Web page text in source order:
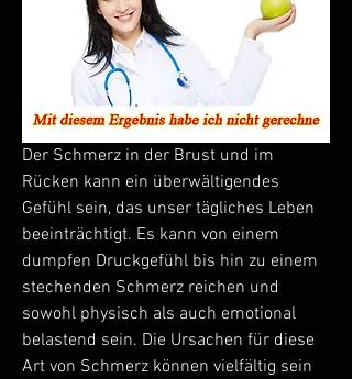
Der Schmerz in der Brust und im
Rücken kann ein überwältigendes
Gefühl sein, das unser tägliches Leben
beeinträchtigt. Es kann von einem
dumpfen Druckgefühl bis hin zu einem
stechenden Schmerz reichen und
sowohl physisch als auch emotional
belastend sein. Die Ursachen für diese
Art von Schmerz können vielfältig sein